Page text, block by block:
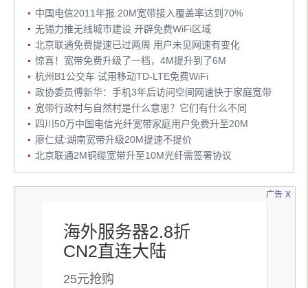
中国电信2011年报:20M宽带接入覆盖率达到70%
无锡力推无线城市建设 开辟免费WiFi区域
北京联通免费提速已过两周 用户未见网速有变化
惊喜！宽带免费升级了一档，4M提升到了6M
杭州B1公交车 试用移动TD-LTE免费WiFi
政协委员傅新华：手机3年后访问空间网速快于家庭宽带
宽带行政村与自然村是什么意思？它们有什么不同
四川50万中国电信光纤宽带家庭用户免费升至20M
廖仁斌:湖南宽带升级20M提速不提价
北京联通2M铜缆宽带升至10M光纤需签署协议
广告
海外服务器2.8折
CN2直连大陆
25元抢购
x